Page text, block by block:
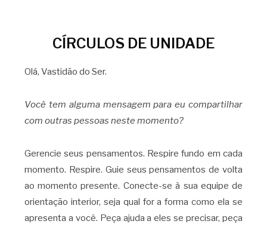
CÍRCULOS DE UNIDADE
Olá, Vastidão do Ser.
Você tem alguma mensagem para eu compartilhar
com outras pessoas neste momento?
Gerencie seus pensamentos. Respire fundo em cada
momento. Respire. Guie seus pensamentos de volta
ao momento presente. Conecte-se à sua equipe de
orientação interior, seja qual for a forma como ela se
apresenta a você. Peça ajuda a eles se precisar, peça